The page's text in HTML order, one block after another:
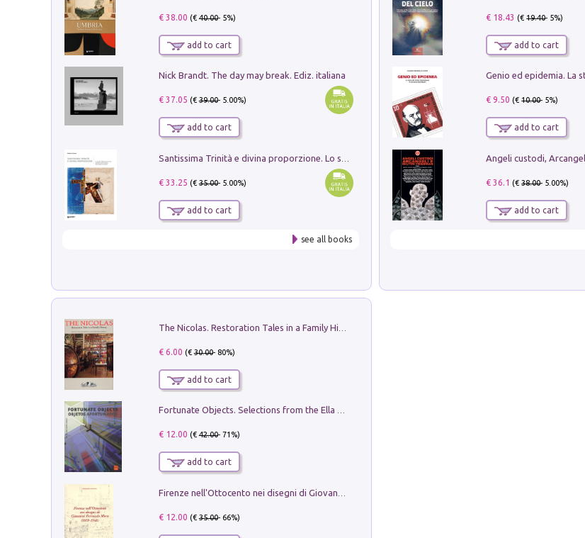
€ 38.00 (€40.00- 5%)
add to cart
Nick Brandt. The day may break. Ediz. italiana
€ 37.05 (€39.00- 5.00%)
add to cart
€ 33.25 (€35.00- 5.00%)
add to cart
see all books
€ 18.43 (€19.40- 5%)
add to cart
€ 9.50 (€10.00- 5%)
add to cart
Angeli custodi,
€ 36.1 (€38.00- 5.00%)
add to cart
€ 6.00 (€30.00- 80%)
add to cart
Fortunate Objects. Selections from the Ella Fontanals-Cisneros Collection. Objetos Afortunados. Selección de la Colección Ella Fontanals-Cisneros
€ 12.00 (€42.00- 71%)
add to cart
€ 12.00 (€35.00- 66%)